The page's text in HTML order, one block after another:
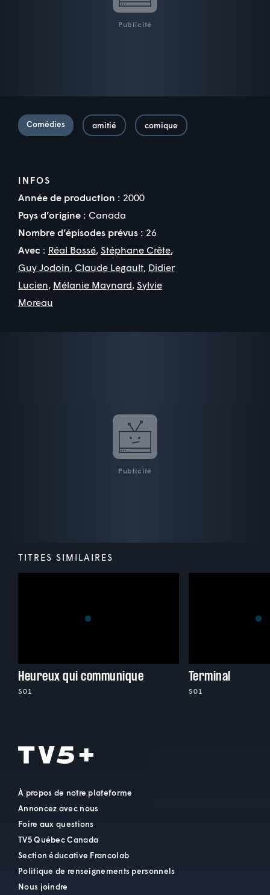
Publicité
Comédies amitié comique
INFOS
Année de production : 2000
Pays d’origine : Canada
Nombre d’épisodes prévus : 26
Avec : Réal Bossé, Stéphane Crête,
Guy Jodoin, Claude Legault, Didier
Lucien, Mélanie Maynard, Sylvie
Moreau
Publicité
TITRES SIMILAIRES
Heureux qui communique
S01
Terminal
S01
À propos de notre plateforme
Annoncez avec nous
Foire aux questions
TV5 Québec Canada
Section éducative Francolab
Politique de renseignements personnels
Nous joindre